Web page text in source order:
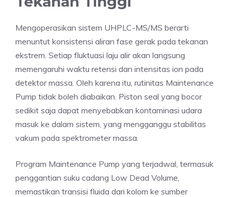
Mengoperasikan sistem UHPLC-MS/MS berarti
menuntut konsistensi aliran fase gerak pada tekanan
ekstrem. Setiap fluktuasi laju alir akan langsung
memengaruhi waktu retensi dan intensitas ion pada
detektor massa. Oleh karena itu, rutinitas Maintenance
Pump tidak boleh diabaikan. Piston seal yang bocor
sedikit saja dapat menyebabkan kontaminasi udara
masuk ke dalam sistem, yang mengganggu stabilitas
vakum pada spektrometer massa.
Program Maintenance Pump yang terjadwal, termasuk
penggantian suku cadang Low Dead Volume,
memastikan transisi fluida dari kolom ke sumber